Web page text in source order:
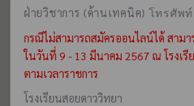
ฝ่ายวิชาการ (ด้านเทคนิค)
โทรศัพท์
กรณีไม่สามารถสมัครออนไลน์ได้ สามา
ในวันที่ 9 - 13 มีนาคม 2567 ณ โรงเรี
ตามเวลาราชการ
โรงเรียนสอยดาววิทยา